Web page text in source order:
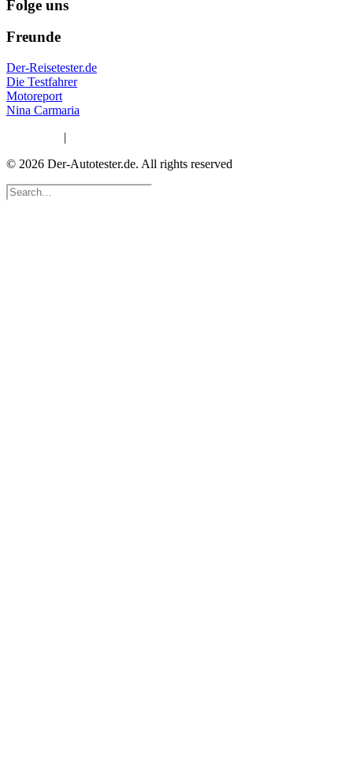
Folge uns
Freunde
Der-Reisetester.de
Die Testfahrer
Motoreport
Nina Carmaria
|
© 2026 Der-Autotester.de. All rights reserved